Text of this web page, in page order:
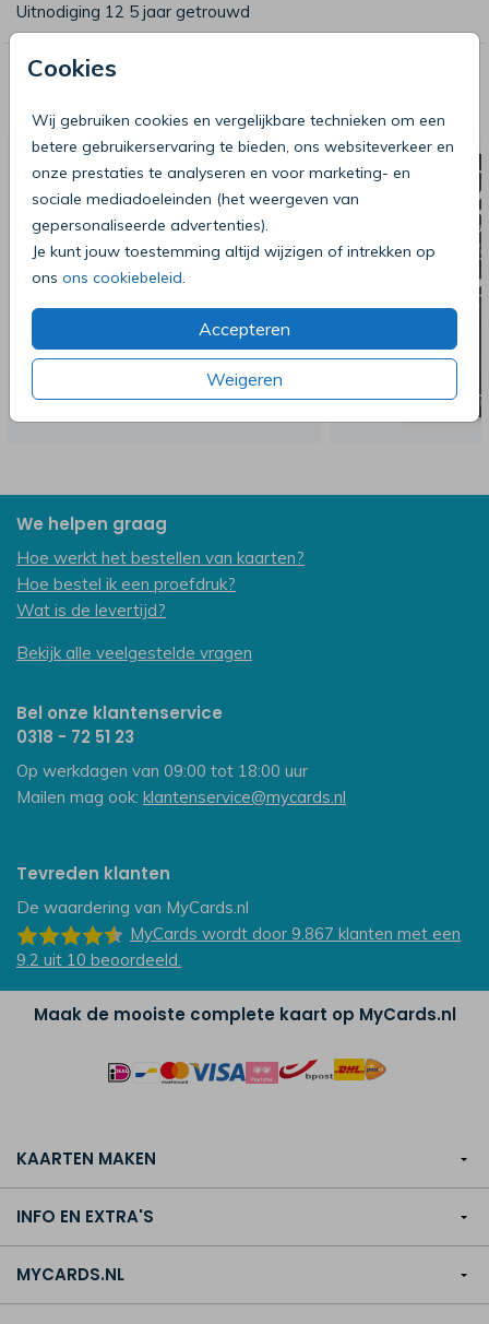
Cookies
Wij gebruiken cookies en vergelijkbare technieken om een
betere gebruikerservaring te bieden, ons websiteverkeer en
onze prestaties te analyseren en voor marketing- en
sociale mediadoeleinden (het weergeven van
gepersonaliseerde advertenties).
Je kunt jouw toestemming altijd wijzigen of intrekken op
ons ons cookiebeleid
Accepteren
Weigeren
Uitnodiging 12 5 jaar getrouwd
Deze producten zijn wellicht ook iets
voor je
We helpen graag
Hoe werkt het bestellen van kaarten?
Hoe bestel ik een proefdruk?
Wat is de levertijd?
Bekijk alle veelgestelde vragen
Bel onze klantenservice
0318 - 72 51 23
Op werkdagen van 09:00 tot 18:00 uur
Mailen mag ook: klantenservice@mycards.nl
Tevreden klanten
De waardering van MyCards.nl
MyCards wordt door 9.867 klanten met een
9.2 uit 10 beoordeeld.
Maak de mooiste complete kaart op MyCards.nl
KAARTEN MAKEN
INFO EN EXTRA'S
MYCARDS.NL